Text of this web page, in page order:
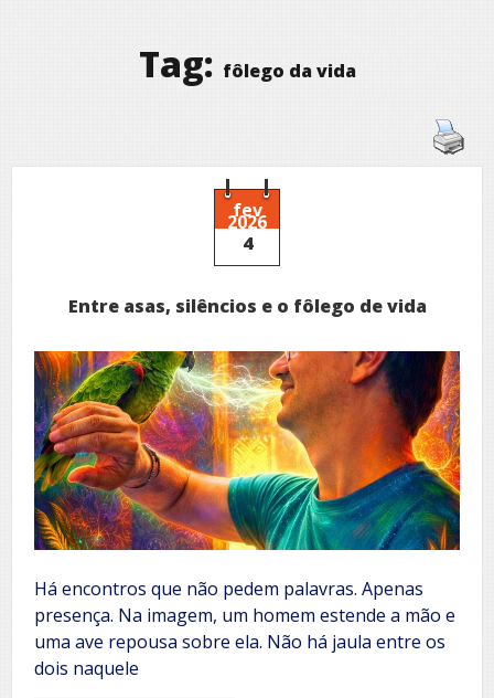
Tag: fôlego da vida
fev
2026
4
Entre asas, silêncios e o fôlego de vida
Há encontros que não pedem palavras. Apenas
presença. Na imagem, um homem estende a mão e
uma ave repousa sobre ela. Não há jaula entre os
dois naquele